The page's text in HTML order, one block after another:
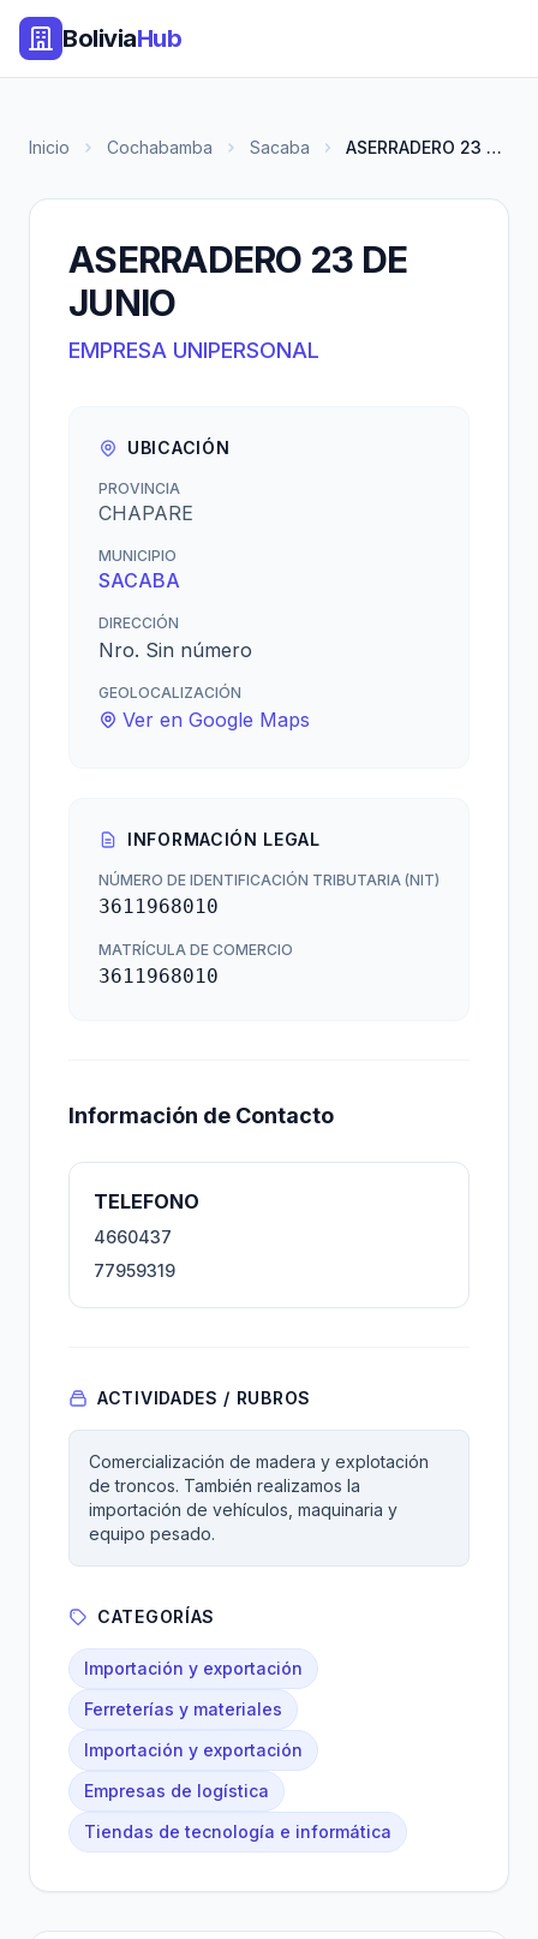
BoliviaHub
Inicio Cochabamba Sacaba ASERRADERO 23 DE JUNIO
ASERRADERO 23 DE
JUNIO
EMPRESA UNIPERSONAL
UBICACIÓN
PROVINCIA
CHAPARE
MUNICIPIO
SACABA
DIRECCIÓN
Nro. Sin número
GEOLOCALIZACIÓN
Ver en Google Maps
INFORMACIÓN LEGAL
NÚMERO DE IDENTIFICACIÓN TRIBUTARIA (NIT)
3611968010
MATRÍCULA DE COMERCIO
3611968010
Información de Contacto
TELEFONO
4660437
77959319
ACTIVIDADES / RUBROS
Comercialización de madera y explotación
de troncos. También realizamos la
importación de vehículos, maquinaria y
equipo pesado.
CATEGORÍAS
Importación y exportación
Ferreterías y materiales
Importación y exportación
Empresas de logística
Tiendas de tecnología e informática